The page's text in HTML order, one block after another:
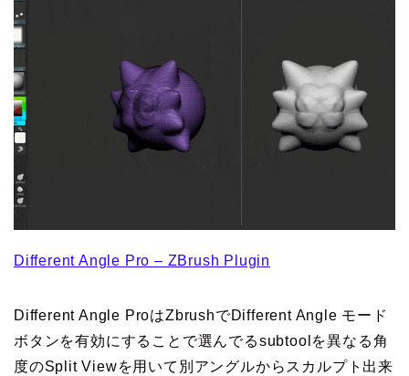
Different Angle Pro – ZBrush Plugin
Different Angle ProはZbrushでDifferent Angle モード
ボタンを有効にすることで選んでるsubtoolを異なる角
度のSplit Viewを用いて別アングルからスカルプト出来